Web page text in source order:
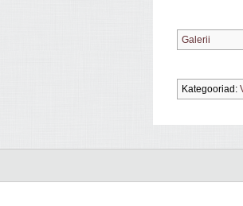
Galerii
Kategooriad: